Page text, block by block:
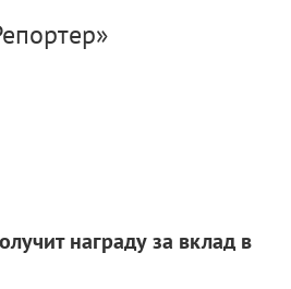
награду за вклад в